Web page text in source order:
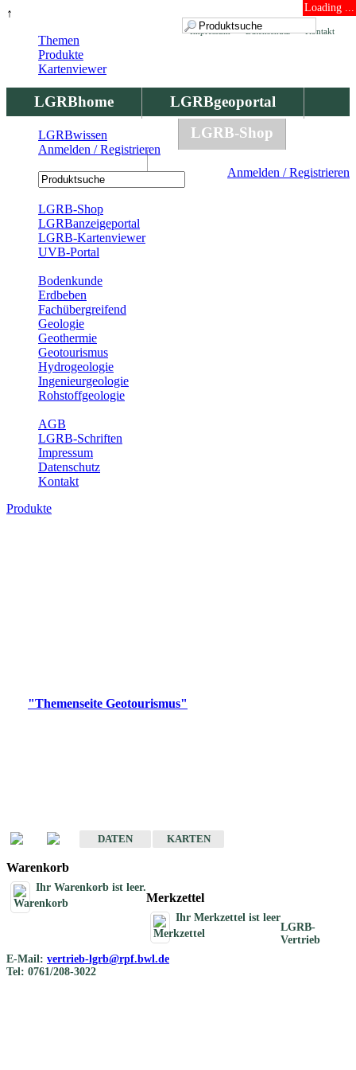
↑ Loading ...
Kontakt
Datenschutz
Impressum
LGRBhome
LGRBgeoportal
LGRBbohrungen
LGRB-Shop
Anmelden / Registrieren
Themen
Produkte
Kartenviewer
LGRBwissen
Anmelden / Registrieren
LGRB-Shop
LGRBanzeigeportal
LGRB-Kartenviewer
UVB-Portal
Bodenkunde
Erdbeben
Fachübergreifend
Geologie
Geothermie
Geotourismus
Hydrogeologie
Ingenieurgeologie
Rohstoffgeologie
AGB
LGRB-Schriften
Impressum
Datenschutz
Kontakt
Produkte
"Themenseite Geotourismus"
DATEN
KARTEN
Warenkorb
Ihr Warenkorb ist leer.
Merkzettel
Ihr Merkzettel ist leer
LGRB-
Vertrieb
E-Mail: vertrieb-lgrb@rpf.bwl.de
Tel: 0761/208-3022